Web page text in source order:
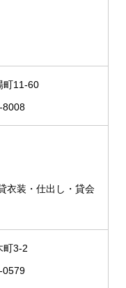
町11-60
8008
衣装・仕出し・貸会
町3-2
0579